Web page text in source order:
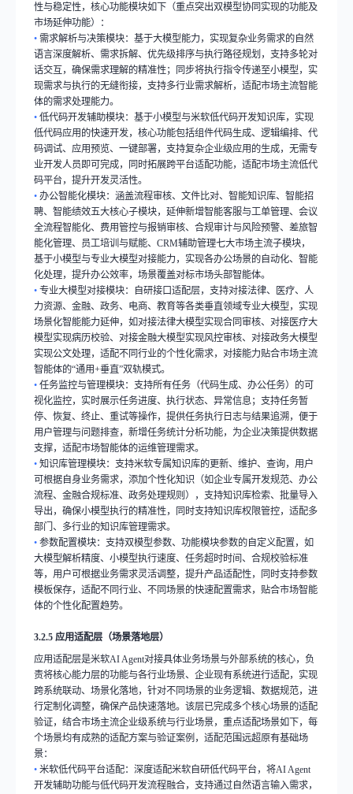
性与稳定性，核心功能模块如下（重点突出双模型协同实现的功能及
市场延伸功能）：
• 需求解析与决策模块：基于大模型能力，实现复杂业务需求的自然
语言深度解析、需求拆解、优先级排序与执行路径规划，支持多轮对
话交互，确保需求理解的精准性；同步将执行指令传递至小模型，实
现需求与执行的无缝衔接，支持多行业需求解析，适配市场主流智能
体的需求处理能力。
• 低代码开发辅助模块：基于小模型与米软低代码开发知识库，实现
低代码应用的快速开发，核心功能包括组件代码生成、逻辑编排、代
码调试、应用预览、一键部署，支持复杂企业级应用的生成，无需专
业开发人员即可完成，同时拓展跨平台适配功能，适配市场主流低代
码平台，提升开发灵活性。
• 办公智能化模块：涵盖流程审核、文件比对、智能知识库、智能招
聘、智能绩效五大核心子模块，延伸新增智能客服与工单管理、会议
全流程智能化、费用管控与报销审核、合规审计与风险预警、差旅智
能化管理、员工培训与赋能、CRM辅助管理七大市场主流子模块，
基于小模型与专业大模型对接能力，实现各办公场景的自动化、智能
化处理，提升办公效率，场景覆盖对标市场头部智能体。
• 专业大模型对接模块：自研接口适配层，支持对接法律、医疗、人
力资源、金融、政务、电商、教育等各类垂直领域专业大模型，实现
场景化智能能力延伸，如对接法律大模型实现合同审核、对接医疗大
模型实现病历校验、对接金融大模型实现风控审核、对接政务大模型
实现公文处理，适配不同行业的个性化需求，对接能力贴合市场主流
智能体的“通用+垂直”双轨模式。
• 任务监控与管理模块：支持所有任务（代码生成、办公任务）的可
视化监控，实时展示任务进度、执行状态、异常信息；支持任务暂
停、恢复、终止、重试等操作，提供任务执行日志与结果追溯，便于
用户管理与问题排查，新增任务统计分析功能，为企业决策提供数据
支撑，适配市场智能体的运维管理需求。
• 知识库管理模块：支持米软专属知识库的更新、维护、查询，用户
可根据自身业务需求，添加个性化知识（如企业专属开发规范、办公
流程、金融合规标准、政务处理规则），支持知识库检索、批量导入
导出，确保小模型执行的精准性，同时支持知识库权限管控，适配多
部门、多行业的知识库管理需求。
• 参数配置模块：支持双模型参数、功能模块参数的自定义配置，如
大模型解析精度、小模型执行速度、任务超时时间、合规校验标准
等，用户可根据业务需求灵活调整，提升产品适配性，同时支持参数
模板保存，适配不同行业、不同场景的快速配置需求，贴合市场智能
体的个性化配置趋势。
3.2.5应用适配层（场景落地层）
应用适配层是米软AI Agent对接具体业务场景与外部系统的核心，负
责将核心能力层的功能与各行业场景、企业现有系统进行适配，实现
跨系统联动、场景化落地，针对不同场景的业务逻辑、数据规范，进
行定制化调整，确保产品快速落地。该层已完成多个核心场景的适配
验证，结合市场主流企业级系统与行业场景，重点适配场景如下，每
个场景均有成熟的适配方案与验证案例，适配范围远超原有基础场
景：
• 米软低代码平台适配：深度适配米软自研低代码平台，将AI Agent
开发辅助功能与低代码开发流程融合，支持通过自然语言输入需求，